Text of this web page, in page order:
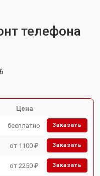
телефона
Цена
бесплатно Заказать
от 1100 ₽ Заказать
от 2250 ₽ Заказать